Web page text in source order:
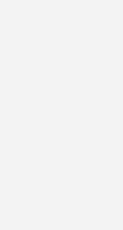
Fellbach, Telefon (07 11) 53 08-0,